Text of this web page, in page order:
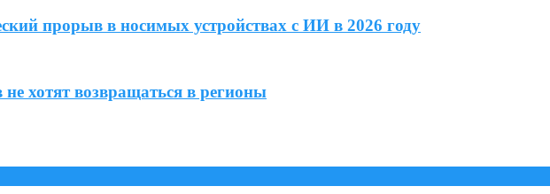
прорыв в носимых устройствах с ИИ в 2026 году
хотят возвращаться в регионы